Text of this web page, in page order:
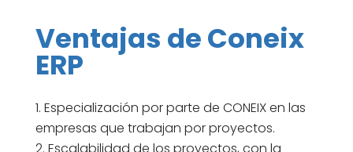
Ventajas de Coneix
ERP
Especialización por parte de CONEIX en las
empresas que trabajan por proyectos.